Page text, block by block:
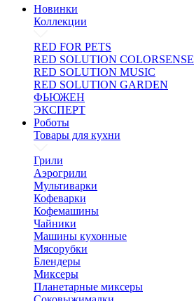
Новинки
Коллекции
RED FOR PETS
RED SOLUTION COLORSENSE
RED SOLUTION MUSIC
RED SOLUTION GARDEN
ФЬЮЖЕН
ЭКСПЕРТ
Роботы
Товары для кухни
Грили
Аэрогрили
Мультиварки
Кофеварки
Кофемашины
Чайники
Машины кухонные
Мясорубки
Блендеры
Миксеры
Планетарные миксеры